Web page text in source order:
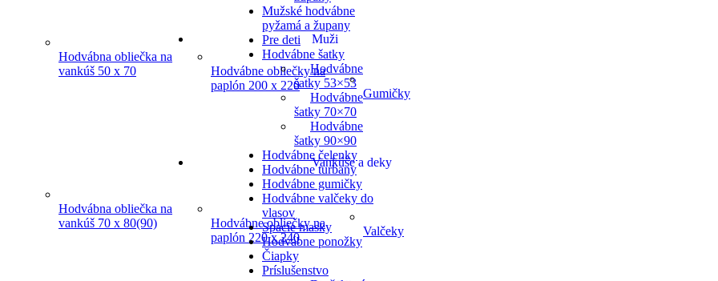
Muži
Vankúše a deky
Mužské hodvábne
pyžamá a župany
Pre deti
Hodvábne šatky
Hodvábne
šatky 53×53
Hodvábne
šatky 70×70
Hodvábne
šatky 90×90
Hodvábne čelenky
Hodvábne turbany
Hodvábne gumičky
Hodvábne valčeky do
vlasov
Spacie masky
Hodvábne ponožky
Čiapky
Príslušenstvo
Hodvábna obliečka na
vankúš 50 x 70
Hodvábna obliečka na
vankúš 70 x 80(90)
Hodvábne obliečky na
paplón 200 x 220
Hodvábne obliečky na
paplón 220 x 240
Gumičky
Valčeky